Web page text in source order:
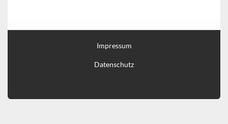
Impressum
Datenschutz